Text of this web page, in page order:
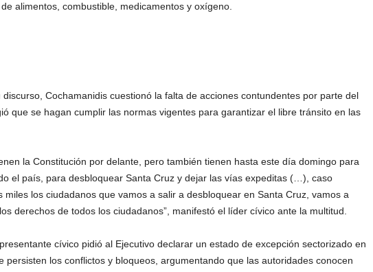
alimentos, combustible, medicamentos y oxígeno.
discurso, Cochamanidis cuestionó la falta de acciones contundentes por parte del
que se hagan cumplir las normas vigentes para garantizar el libre tránsito en las
la Constitución por delante, pero también tienen hasta este día domingo para
el país, para desbloquear Santa Cruz y dejar las vías expeditas (…), caso
miles los ciudadanos que vamos a salir a desbloquear en Santa Cruz, vamos a
derechos de todos los ciudadanos”, manifestó el líder cívico ante la multitud.
cívico pidió al Ejecutivo declarar un estado de excepción sectorizado en
persisten los conflictos y bloqueos, argumentando que las autoridades conocen